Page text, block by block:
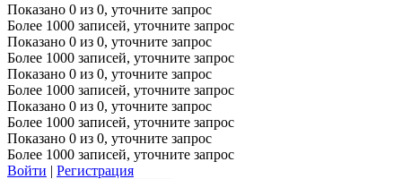
Показано 0 из 0, уточните запрос
Более 1000 записей, уточните запрос
Показано 0 из 0, уточните запрос
Более 1000 записей, уточните запрос
Показано 0 из 0, уточните запрос
Более 1000 записей, уточните запрос
Показано 0 из 0, уточните запрос
Более 1000 записей, уточните запрос
Показано 0 из 0, уточните запрос
Более 1000 записей, уточните запрос
Войти | Регистрация